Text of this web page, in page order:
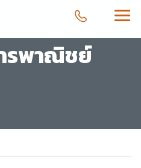
รพาณิชย์